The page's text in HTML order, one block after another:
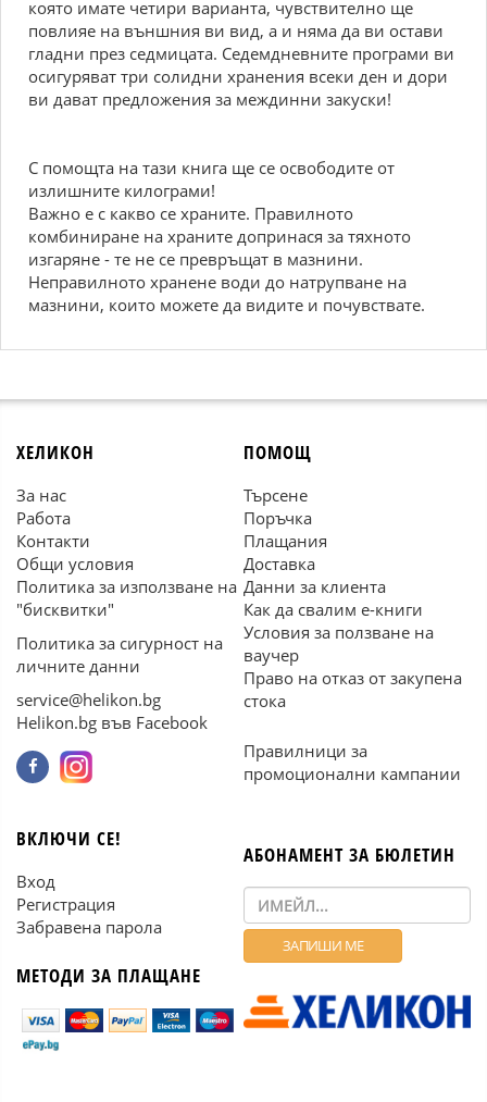
която имате четири варианта, чувствително ще
повлияе на външния ви вид, а и няма да ви остави
гладни през седмицата. Седемдневните програми ви
осигуряват три солидни хранения всеки ден и дори
ви дават предложения за междинни закуски!
С помощта на тази книга ще се освободите от
излишните килограми!
Важно е с какво се храните. Правилното
комбиниране на храните допринася за тяхното
изгаряне - те не се превръщат в мазнини.
Неправилното хранене води до натрупване на
мазнини, които можете да видите и почувствате.
ХЕЛИКОН
За нас
Работа
Контакти
Общи условия
Политика за използване на
"бисквитки"
Политика за сигурност на
личните данни
service@helikon.bg
Helikon.bg във Facebook
ПОМОЩ
Търсене
Поръчка
Плащания
Доставка
Данни за клиента
Как да свалим е-книги
Условия за ползване на
ваучер
Право на отказ от закупена
стока
Правилници за
промоционални кампании
ВКЛЮЧИ СЕ!
Вход
Регистрация
Забравена парола
МЕТОДИ ЗА ПЛАЩАНЕ
АБОНАМЕНТ ЗА БЮЛЕТИН